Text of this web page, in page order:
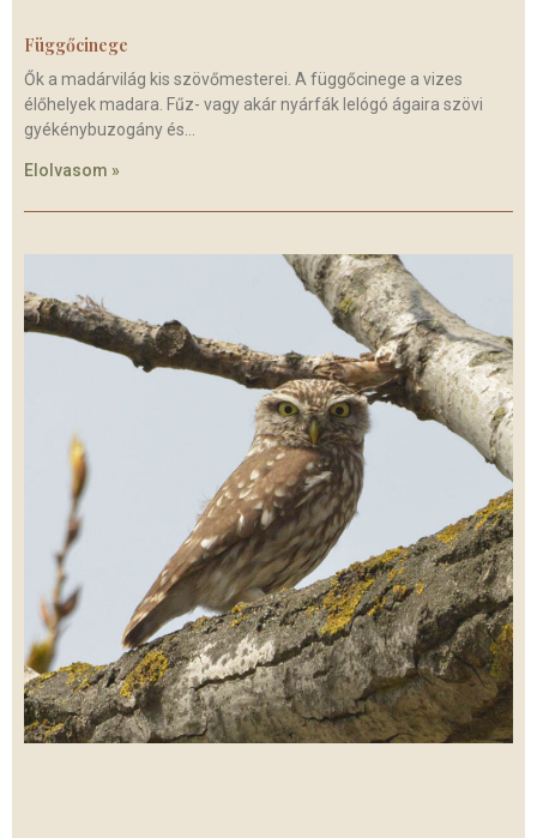
Függőcinege
Ők a madárvilág kis szövőmesterei. A függőcinege a vizes
élőhelyek madara. Fűz- vagy akár nyárfák lelógó ágaira szövi
gyékénybuzogány és
Elolvasom »